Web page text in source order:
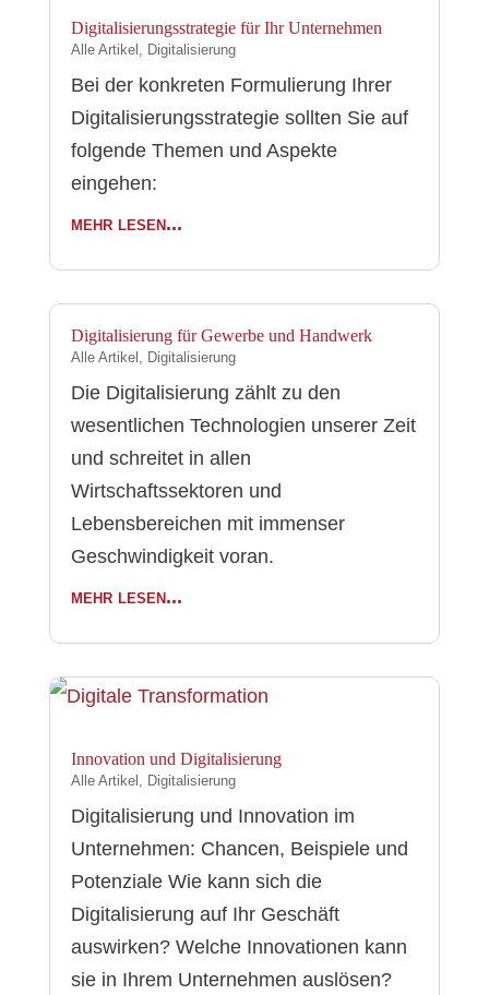
Digitalisierungsstrategie für Ihr Unternehmen
Alle Artikel Digitalisierung
Bei der konkreten Formulierung Ihrer
Digitalisierungsstrategie sollten Sie auf
folgende Themen und Aspekte
eingehen:
mehr lesen...
Digitalisierung für Gewerbe und Handwerk
Alle Artikel Digitalisierung
Die Digitalisierung zählt zu den
wesentlichen Technologien unserer Zeit
und schreitet in allen
Wirtschaftssektoren und
Lebensbereichen mit immenser
Geschwindigkeit voran.
mehr lesen...
Innovation und Digitalisierung
Alle Artikel Digitalisierung
Digitalisierung und Innovation im
Unternehmen: Chancen, Beispiele und
Potenziale Wie kann sich die
Digitalisierung auf Ihr Geschäft
auswirken? Welche Innovationen kann
sie in Ihrem Unternehmen auslösen?